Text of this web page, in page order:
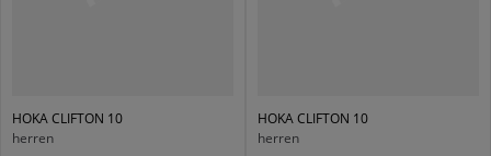
HOKA CLIFTON 10
herren
HOKA CLIFTON 10
herren